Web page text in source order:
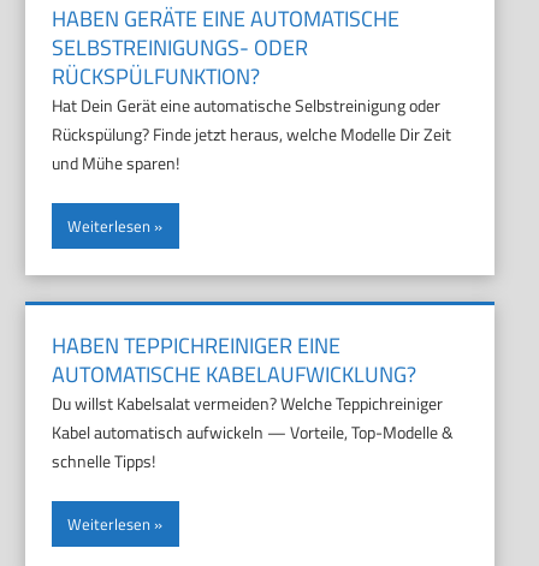
HABEN GERÄTE EINE AUTOMATISCHE
SELBSTREINIGUNGS- ODER
RÜCKSPÜLFUNKTION?
Hat Dein Gerät eine automatische Selbstreinigung oder
Rückspülung? Finde jetzt heraus, welche Modelle Dir Zeit
und Mühe sparen!
Weiterlesen
HABEN TEPPICHREINIGER EINE
AUTOMATISCHE KABELAUFWICKLUNG?
Du willst Kabelsalat vermeiden? Welche Teppichreiniger
Kabel automatisch aufwickeln — Vorteile, Top-Modelle &
schnelle Tipps!
Weiterlesen